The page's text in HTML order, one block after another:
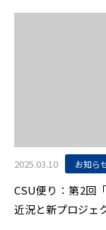
のお知らせ
2025.03.10 お知ら
CSU便り：第2回
近況と新プロジェ